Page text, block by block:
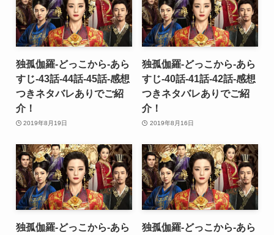
独孤伽羅-どっこから-あら
すじ-43話-44話-45話-感想
つきネタバレありでご紹
介！
2019年8月19日
独孤伽羅-どっこから-あら
すじ-40話-41話-42話-感想
つきネタバレありでご紹
介！
2019年8月16日
独孤伽羅-どっこから-あら
独孤伽羅-どっこから-あら